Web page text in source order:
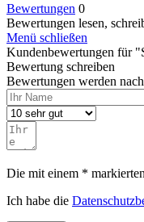
Bewertungen 0
Bewertungen lesen,
Menü schließen
Kundenbewertungen für
Bewertung schreiben
Bewertungen werden
Die mit einem *
Ich habe die